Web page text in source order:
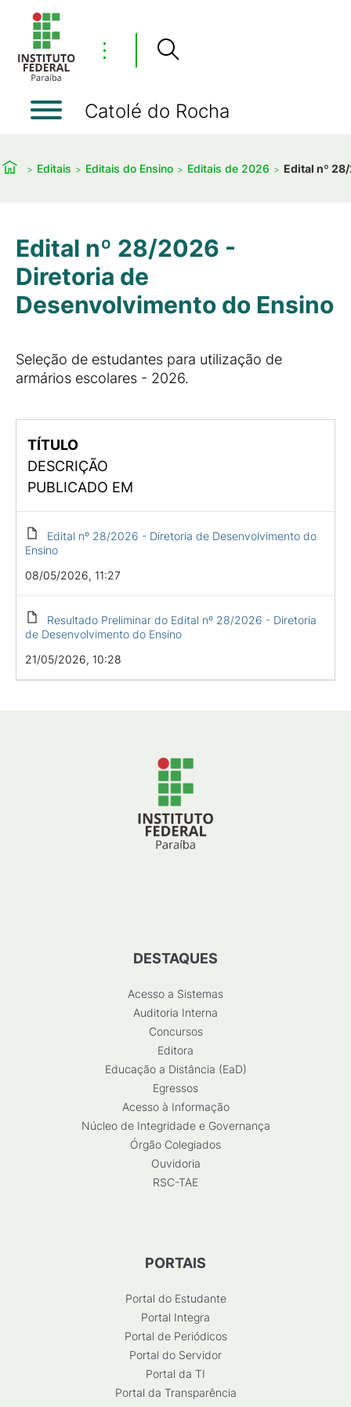
⋮
Catolé do Rocha
Editais Editais do Ensino Editais de 2026 Edital nº
Edital nº 28/2026 -
Diretoria de
Desenvolvimento do Ensino
Seleção de estudantes para utilização de
armários escolares - 2026.
TÍTULO
DESCRIÇÃO
PUBLICADO EM
Edital nº 28/2026 - Diretoria de Desenvolvimento do
Ensino
08/05/2026, 11:27
Resultado Preliminar do Edital nº 28/2026 - Diretoria
de Desenvolvimento do Ensino
21/05/2026, 10:28
DESTAQUES
Acesso a Sistemas
Auditoria Interna
Concursos
Editora
Educação a Distância (EaD)
Egressos
Acesso à Informação
Núcleo de Integridade e Governança
Órgão Colegiados
Ouvidoria
RSC-TAE
PORTAIS
Portal do Estudante
Portal Integra
Portal de Periódicos
Portal do Servidor
Portal da TI
Portal da Transparência